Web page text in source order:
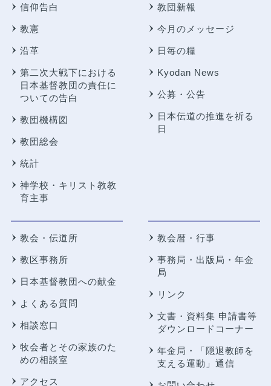
信仰告白
教憲
沿革
第二次大戦下における
日本基督教団の責任に
ついての告白
教団機構図
教団総会
統計
神学校・キリスト教教
育主事
教団新報
今月のメッセージ
日毎の糧
Kyodan News
公募・公告
日本伝道の推進を祈る
日
教会・伝道所
教区事務所
日本基督教団への献金
よくある質問
相談窓口
牧会者とその家族のた
めの相談室
アクセス
教会暦・行事
事務局・出版局・年金
局
リンク
文書・資料集 申請書等
ダウンロードコーナー
年金局・
「隠退教師を
支える運動」通信